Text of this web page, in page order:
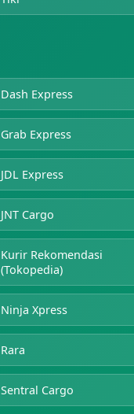
Dash Express
Grab Express
JDL Express
JNT Cargo
Kurir Rekomendasi
(Tokopedia)
Ninja Xpress
Rara
Sentral Cargo